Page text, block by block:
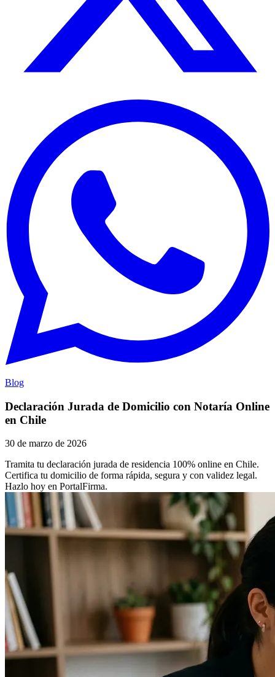
Blog
Declaración Jurada de Domicilio con Notaría Online
en Chile
30 de marzo de 2026
Tramita tu declaración jurada de residencia 100% online en Chile.
Certifica tu domicilio de forma rápida, segura y con validez legal.
Hazlo hoy en PortalFirma.